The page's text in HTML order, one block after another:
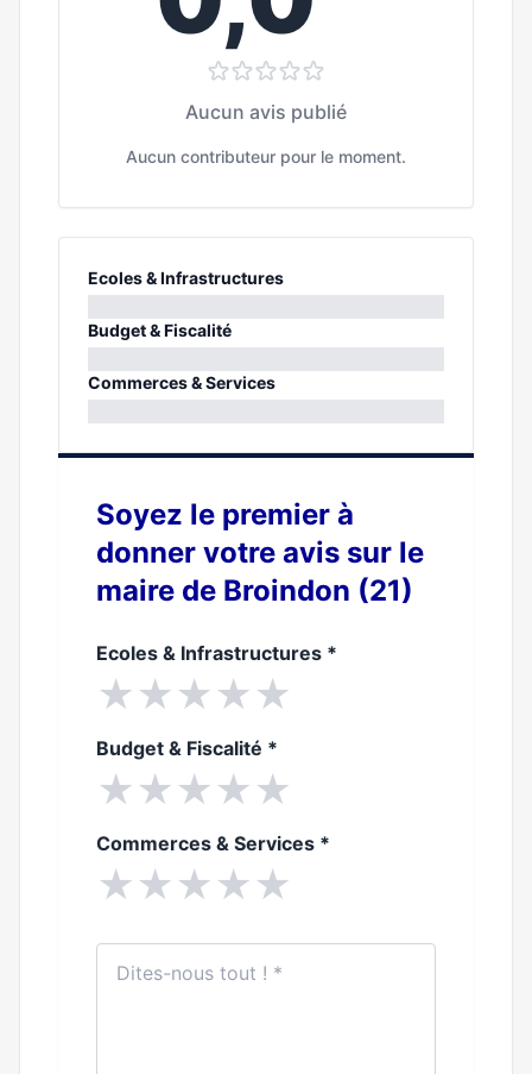
Aucun avis publié
Aucun contributeur pour le moment.
Ecoles & Infrastructures
0%
Budget & Fiscalité
0%
Commerces & Services
Soyez le premier à
donner votre avis sur le
maire de Broindon (21)
Ecoles & Infrastructures *
★★★★★
Budget & Fiscalité *
★★★★★
Commerces & Services *
★★★★★